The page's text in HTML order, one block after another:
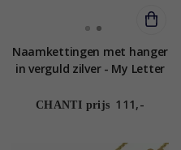
Naamkettingen met hanger
in verguld zilver - My Letter
CHANTI prijs 111,-